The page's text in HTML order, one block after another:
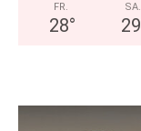
FR.
28°
SA.
29